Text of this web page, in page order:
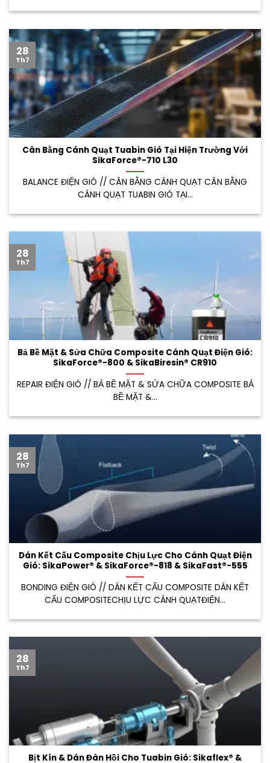
Cân Bằng Cánh Quạt Tuabin Gió Tại Hiện Trường Với
SikaForce®-710 L30
BALANCE ĐIỆN GIÓ // CÂN BẰNG CÁNH QUẠT CÂN BẰNG
CÁNH QUẠT TUABIN GIÓ TẠI...
28
Th7
Bả Bề Mặt & Sửa Chữa Composite Cánh Quạt Điện Gió:
SikaForce®-800 & SikaBiresin® CR910
REPAIR ĐIỆN GIÓ // BẢ BỀ MẶT & SỬA CHỮA COMPOSITE BẢ
BỀ MẶT &...
28
Th7
Dán Kết Cấu Composite Chịu Lực Cho Cánh Quạt Điện
Gió: SikaPower® & SikaForce®-818 & SikaFast®-555
BONDING ĐIỆN GIÓ // DÁN KẾT CẤU COMPOSITE DÁN KẾT
CẤU COMPOSITECHỊU LỰC CÁNH QUẠTĐIỆN...
28
Th7
Bịt Kín & Dán Đàn Hồi Cho Tuabin Gió: Sikaflex® &
28
Th7